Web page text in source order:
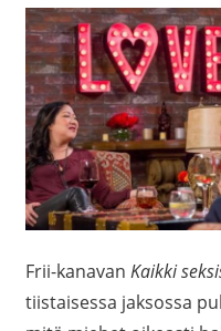
Frii-kanavan Kaikki
tiistaisessa jaksossa